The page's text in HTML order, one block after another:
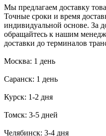
Мы предлагаем доставку
Точные сроки и время
индивидуальной основе. За
обращайтесь к нашим
доставки до терминалов
Москва: 1 день
Саранск: 1 день
Курск: 1-2 дня
Томск: 3-5 дней
Челябинск: 3-4 дня